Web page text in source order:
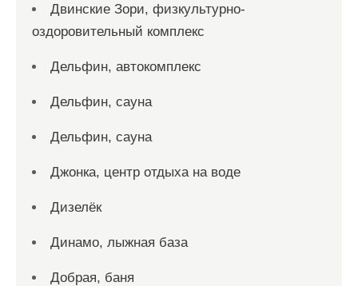
Двинские Зори, физкультурно-
оздоровительный комплекс
Дельфин, автокомплекс
Дельфин, сауна
Дельфин, сауна
Джонка, центр отдыха на воде
Дизелёк
Динамо, лыжная база
Добрая, баня